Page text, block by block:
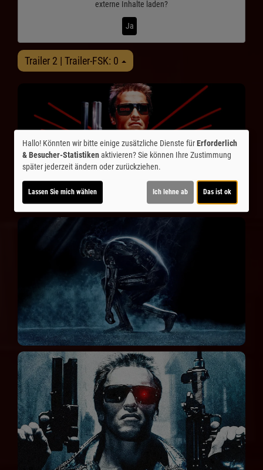
externe Inhalte laden?
Ja
Trailer 2 | Trailer-FSK: 0
Hallo! Könnten wir bitte einige zusätzliche Dienste fürErforderlich
& Besucher-Statistikenaktivieren? Sie können Ihre Zustimmung
später jederzeit ändern oder zurückziehen.
Lassen Sie mich wählen Ich lehne ab Das ist ok